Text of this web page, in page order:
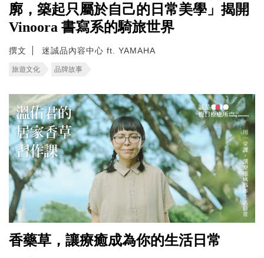
廓，築起只屬於自己的日常美學」揭開
Vinoora 書寫系的騎旅世界
撰文 迷誠品內容中心 ft. YAMAHA
旅遊文化 品牌故事
香藥草，讓療癒成為你的生活日常